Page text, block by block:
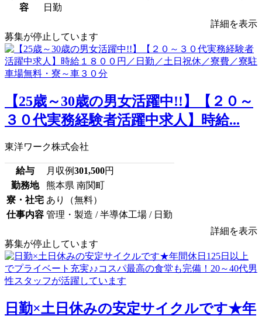
容
日勤
詳細を表示
募集が停止しています
【25歳～30歳の男女活躍中!!】【２０～
３０代実務経験者活躍中求人】時給...
東洋ワーク株式会社
給与 月収例301,500円
勤務地
熊本県 南関町
寮・社宅 あり（無料）
仕事内容 管理・製造 / 半導体工場 / 日勤
詳細を表示
募集が停止しています
日勤×土日休みの安定サイクルです★年